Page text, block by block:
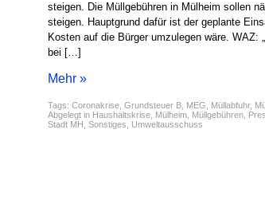
steigen. Die Müllgebühren in Mülheim sollen
steigen. Hauptgrund dafür ist der geplante
Kosten auf die Bürger umzulegen wäre. WAZ:
bei […]
Mehr »
Tags: Coronakrise Grundsteuer B MEG Müllabfuhr,
Abgelegt in Haushaltskrise Mülheim Müllgebühren
Stadt MH Sonstiges Umweltausschuss